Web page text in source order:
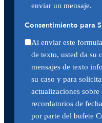
enviar un mensaje.
Consentimiento para
Al enviar este
de texto, usted da su
mensajes de texto
su caso y para
actualizaciones
recordatorios de
por parte del bufete